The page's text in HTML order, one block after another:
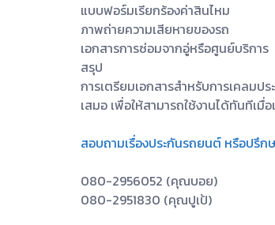
แบบฟอร์มเรียกร้องค่าสินไหม
ภาพถ่ายความเสียหายของรถ
เอกสารการซ่อมจากอู่หรือศูนย์บริการ
สรุป
การเตรียมเอกสารสำหรับการเคลมป
เสมอ เพื่อให้สามารถใช้งานได้ทันทีเมื่
สอบถามเรื่องประกันรถยนต์ หรือปรึก
080-2956052 (คุณบอย)
080-2951830 (คุณปูเป้)